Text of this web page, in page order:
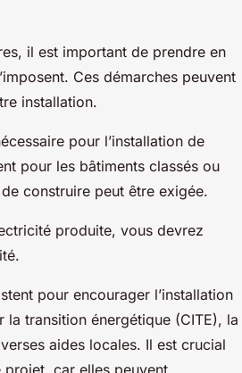
il est important de prendre en
Ces démarches peuvent
installation.
pour l’installation de
pour les bâtiments classés ou
construire peut être exigée.
produite, vous devrez
pour encourager l’installation
transition énergétique (CITE), la
aides locales. Il est crucial
car elles peuvent